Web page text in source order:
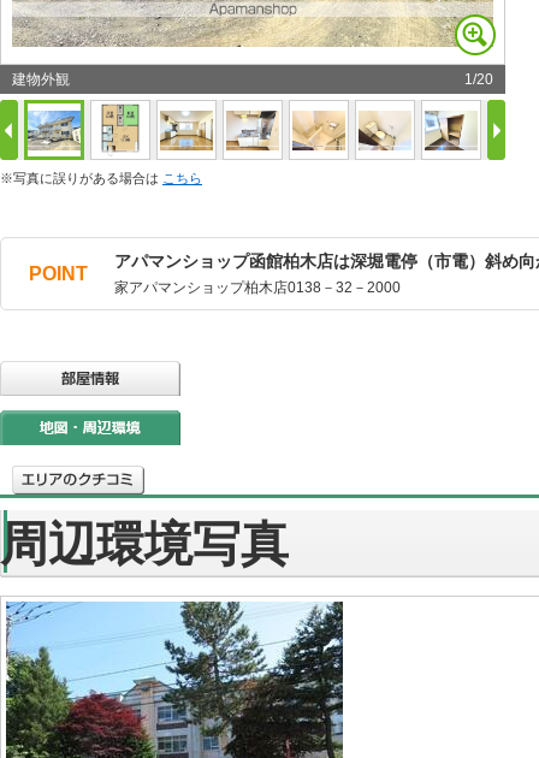
建物外観 1/20
※写真に誤りがある場合は こちら
POINT
アパマンショップ函館柏木店は深堀電停（市電）斜め向
家アパマンショップ柏木店0138－32－2000
周辺環境写真